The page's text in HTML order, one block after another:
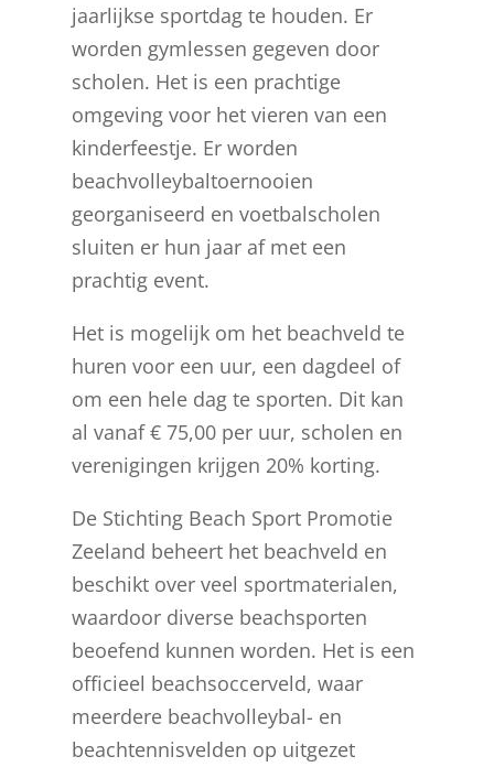
jaarlijkse sportdag te houden. Er
worden gymlessen gegeven door
scholen. Het is een prachtige
omgeving voor het vieren van een
kinderfeestje. Er worden
beachvolleybaltoernooien
georganiseerd en voetbalscholen
sluiten er hun jaar af met een
prachtig event.
Het is mogelijk om het beachveld te
huren voor een uur, een dagdeel of
om een hele dag te sporten. Dit kan
al vanaf € 75,00 per uur, scholen en
verenigingen krijgen 20% korting.
De Stichting Beach Sport Promotie
Zeeland beheert het beachveld en
beschikt over veel sportmaterialen,
waardoor diverse beachsporten
beoefend kunnen worden. Het is een
officieel beachsoccerveld, waar
meerdere beachvolleybal- en
beachtennisvelden op uitgezet